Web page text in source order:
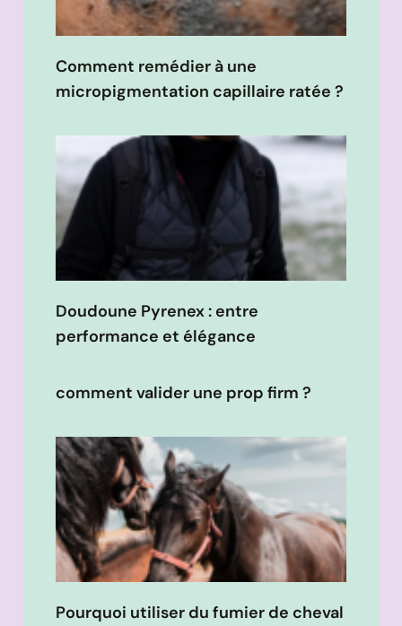
Comment remédier à une
micropigmentation capillaire ratée ?
Doudoune Pyrenex : entre
performance et élégance
comment valider une prop firm ?
Pourquoi utiliser du fumier de cheval